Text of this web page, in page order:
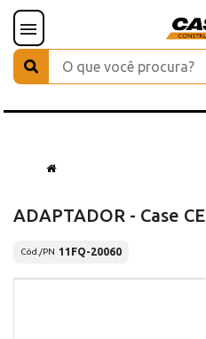
ADAPTADOR - Case CE
Cód./PN 11FQ-20060